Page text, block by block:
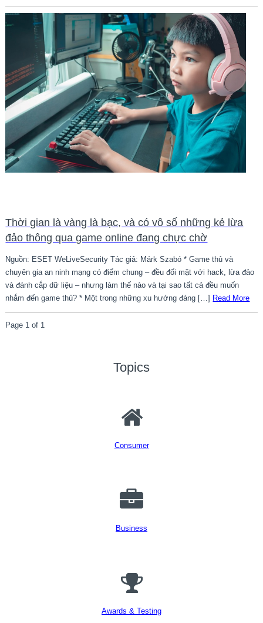
Thời gian là vàng là bạc, và có vô số những kẻ lừa
đảo thông qua game online đang chực chờ
Nguồn: ESET WeLiveSecurity Tác giả: Márk Szabó * Game thủ và
chuyên gia an ninh mạng có điểm chung – đều đối mặt với hack, lừa đảo
và đánh cắp dữ liệu – nhưng làm thế nào và tại sao tất cả đều muốn
nhắm đến game thủ? * Một trong những xu hướng đáng […] Read More
Page 1 of 1
Topics
Consumer
Business
Awards & Testing